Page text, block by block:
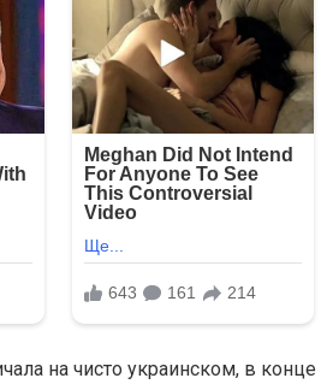
на чисто украинском, в конце